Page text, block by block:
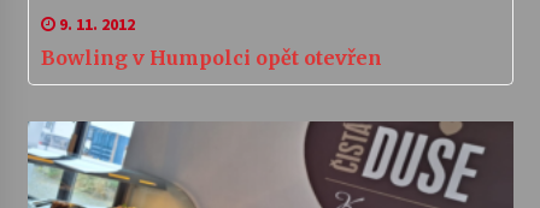
9. 11. 2012
Bowling v Humpolci opět otevřen